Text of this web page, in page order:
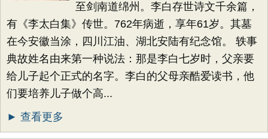
至剑南道绵州。李白存世诗文千余篇，
有《李太白集》传世。762年病逝，享年61岁。其墓
在今安徽当涂，四川江油、湖北安陆有纪念馆。 轶事
典故姓名由来第一种说法：那是李白七岁时，父亲要
给儿子起个正式的名字。李白的父母亲酷爱读书，他
们要培养儿子做个高...
► 查看更多